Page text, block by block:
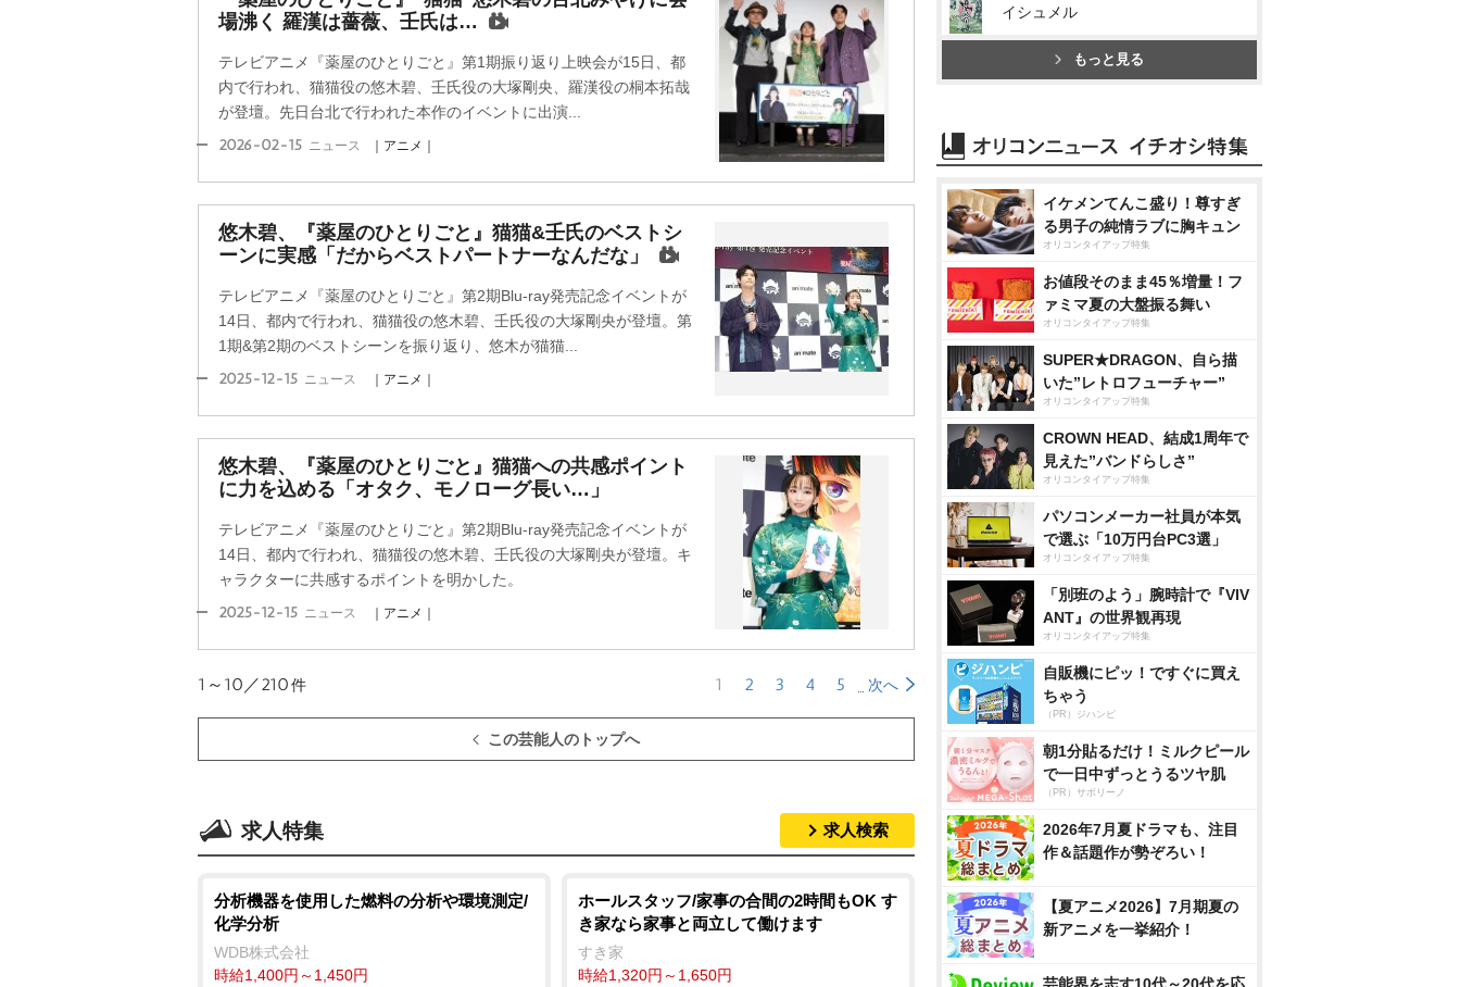
場沸く 羅漢は薔薇、壬氏は…
テレビアニメ『薬屋のひとりごと』第1期振り返り上映会が15日、都
内で行われ、猫猫役の悠木碧、壬氏役の大塚剛央、羅漢役の桐本拓哉
が登壇。先日台北で行われた本作のイベントに出演...
2026-02-15 ニュース ｜アニメ｜
悠木碧、『薬屋のひとりごと』猫猫&壬氏のベストシ
ーンに実感「だからベストパートナーなんだな」
テレビアニメ『薬屋のひとりごと』第2期Blu-ray発売記念イベントが
14日、都内で行われ、猫猫役の悠木碧、壬氏役の大塚剛央が登壇。第
1期&第2期のベストシーンを振り返り、悠木が猫猫...
2025-12-15 ニュース ｜アニメ｜
悠木碧、『薬屋のひとりごと』猫猫への共感ポイント
に力を込める「オタク、モノローグ長い…」
テレビアニメ『薬屋のひとりごと』第2期Blu-ray発売記念イベントが
14日、都内で行われ、猫猫役の悠木碧、壬氏役の大塚剛央が登壇。キ
ャラクターに共感するポイントを明かした。
2025-12-15 ニュース ｜アニメ｜
1～10／210件 1 2 3 4 5 次へ
この芸能人のトップへ
求人特集 求人検索
分析機器を使用した燃料の分析や環境測定/
化学分析
WDB株式会社
時給1,400円～1,450円
ホールスタッフ/家事の合間の2時間もOK す
き家なら家事と両立して働けます
すき家
時給1,320円～1,650円
イシュメル
もっと見る
イケメンてんこ盛り！尊すぎ
る男子の純情ラブに胸キュン
オリコンタイアップ特集
お値段そのまま45％増量！フ
ァミマ夏の大盤振る舞い
オリコンタイアップ特集
SUPER★DRAGON、自ら描
いた”レトロフューチャー”
オリコンタイアップ特集
CROWN HEAD、結成1周年で
見えた”バンドらしさ”
オリコンタイアップ特集
パソコンメーカー社員が本気
で選ぶ「10万円台PC3選」
オリコンタイアップ特集
「別班のよう」腕時計で『VIV
ANT』の世界観再現
オリコンタイアップ特集
自販機にピッ！ですぐに買え
ちゃう
（PR）ジハンピ
朝1分貼るだけ！ミルクピール
で一日中ずっとうるツヤ肌
（PR）サボリーノ
2026年7月夏ドラマも、注目
作＆話題作が勢ぞろい！
【夏アニメ2026】7月期夏の
新アニメを一挙紹介！